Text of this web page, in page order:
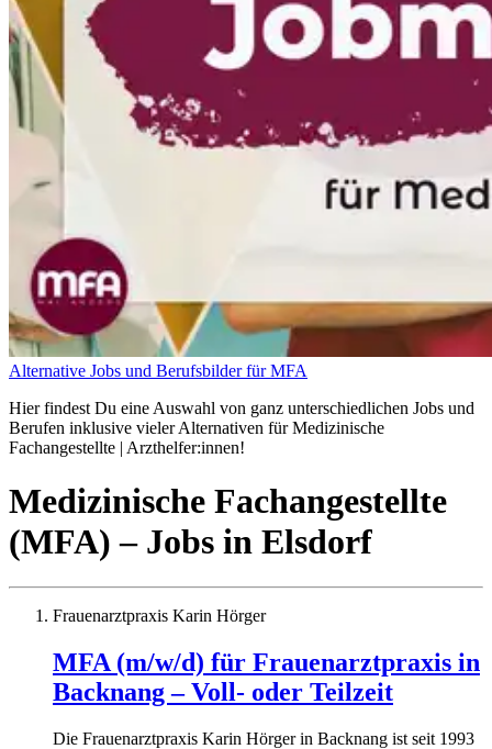
Alternative Jobs und Berufsbilder für MFA
Hier findest Du eine Auswahl von ganz unterschiedlichen Jobs und
Berufen inklusive vieler Alternativen für Medizinische
Fachangestellte | Arzthelfer:innen!
Medizinische Fachangestellte
(MFA) – Jobs in Elsdorf
Frauenarztpraxis Karin Hörger
MFA (m/w/d) für Frauenarztpraxis in
Backnang – Voll- oder Teilzeit
Die Frauenarztpraxis Karin Hörger in Backnang ist seit 1993